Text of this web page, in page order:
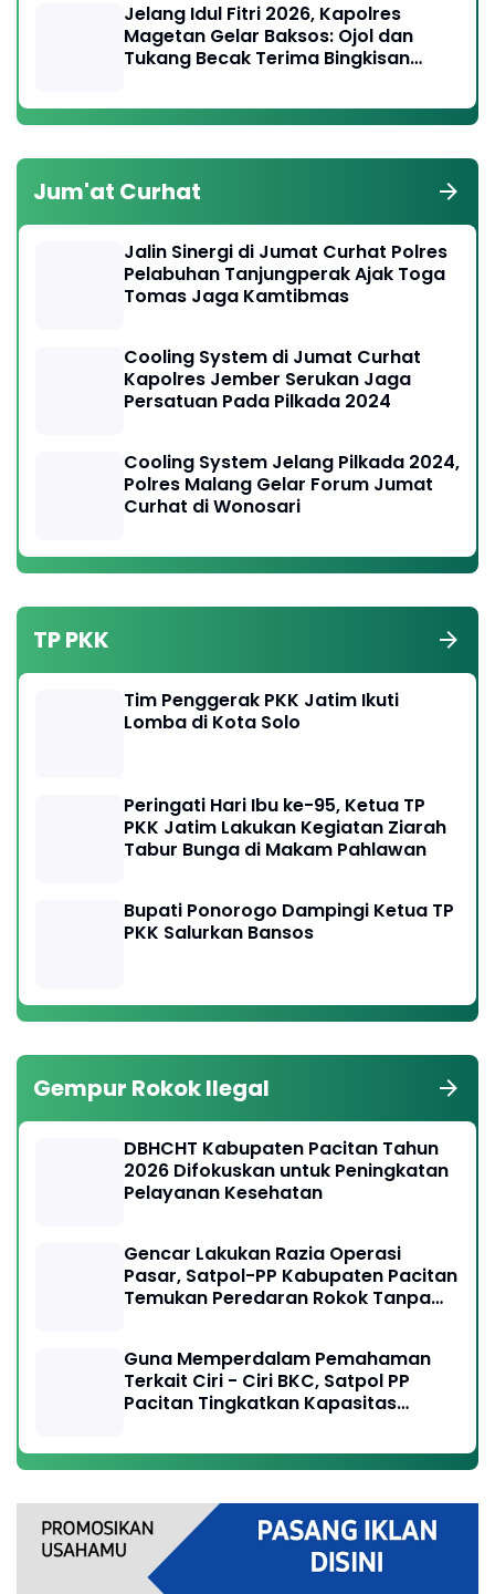
Jelang Idul Fitri 2026, Kapolres
Magetan Gelar Baksos: Ojol dan
Tukang Becak Terima Bingkisan
Jum'at Curhat
Jalin Sinergi di Jumat Curhat Polres
Pelabuhan Tanjungperak Ajak Toga
Tomas Jaga Kamtibmas
Cooling System di Jumat Curhat
Kapolres Jember Serukan Jaga
Persatuan Pada Pilkada 2024
Cooling System Jelang Pilkada 2024,
Polres Malang Gelar Forum Jumat
Curhat di Wonosari
TP PKK
Tim Penggerak PKK Jatim Ikuti
Lomba di Kota Solo
Peringati Hari Ibu ke-95, Ketua TP
PKK Jatim Lakukan Kegiatan Ziarah
Tabur Bunga di Makam Pahlawan
Bupati Ponorogo Dampingi Ketua TP
PKK Salurkan Bansos
Gempur Rokok Ilegal
DBHCHT Kabupaten Pacitan Tahun
2026 Difokuskan untuk Peningkatan
Pelayanan Kesehatan
Gencar Lakukan Razia Operasi
Pasar, Satpol-PP Kabupaten Pacitan
Temukan Peredaran Rokok Tanpa
Guna Memperdalam Pemahaman
Terkait Ciri - Ciri BKC, Satpol PP
Pacitan Tingkatkan Kapasitas
Ilegal